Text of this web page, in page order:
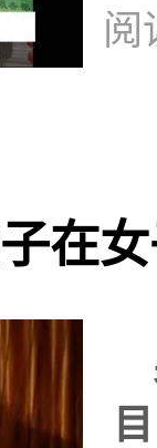
阅
在